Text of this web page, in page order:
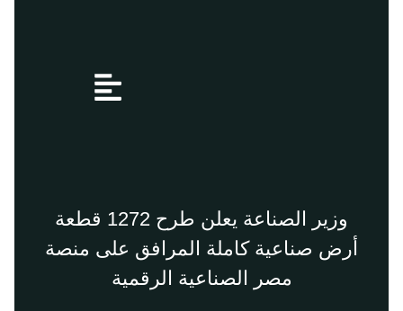
Menu
وزير الصناعة يعلن طرح 1272 قطعة
أرض صناعية كاملة المرافق على منصة
مصر الصناعية الرقمية